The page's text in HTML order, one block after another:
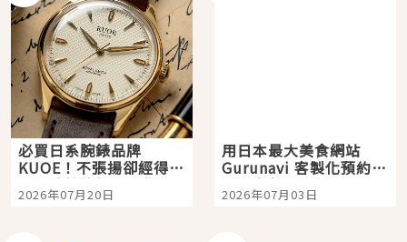
必買日系腕錶品牌
KUOE！不張揚卻經得起
時間洗鍊的經典之作五
選
2026年07月20日
用日本最大美食網站
Gurunavi 客製化預約九
大都市餐廳，打造專屬
美食體驗！
2026年07月03日